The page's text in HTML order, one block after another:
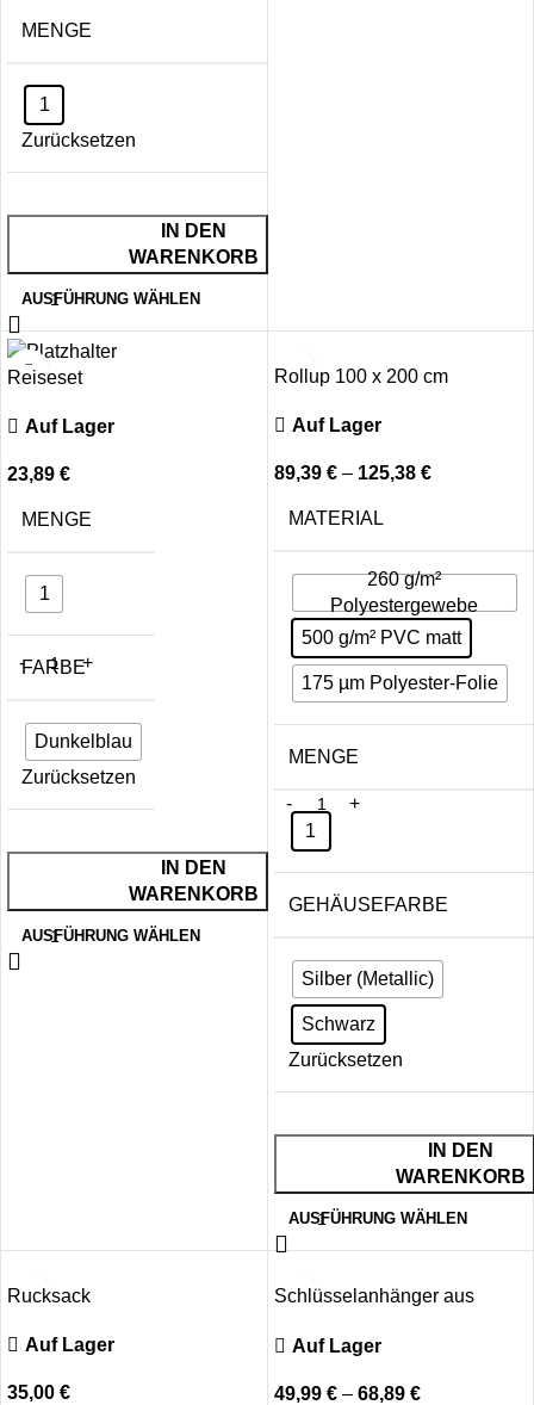
MENGE
1
Zurücksetzen
IN DEN
WARENKORB
AUSFÜHRUNG WÄHLEN
Reiseset
Auf Lager
23,89 €
MENGE
1
FARBE
Dunkelblau
Zurücksetzen
IN DEN
WARENKORB
AUSFÜHRUNG WÄHLEN
Rollup 100 x 200 cm
Auf Lager
89,39 € – 125,38 €
MATERIAL
260 g/m²
Polyestergewebe
500 g/m² PVC matt
175 µm Polyester-Folie
MENGE
1
GEHÄUSEFARBE
Silber (Metallic)
Schwarz
Zurücksetzen
IN DEN
WARENKORB
AUSFÜHRUNG WÄHLEN
Rucksack
Auf Lager
35,00 €
Schlüsselanhänger aus
Auf Lager
49,99 € – 68,89 €